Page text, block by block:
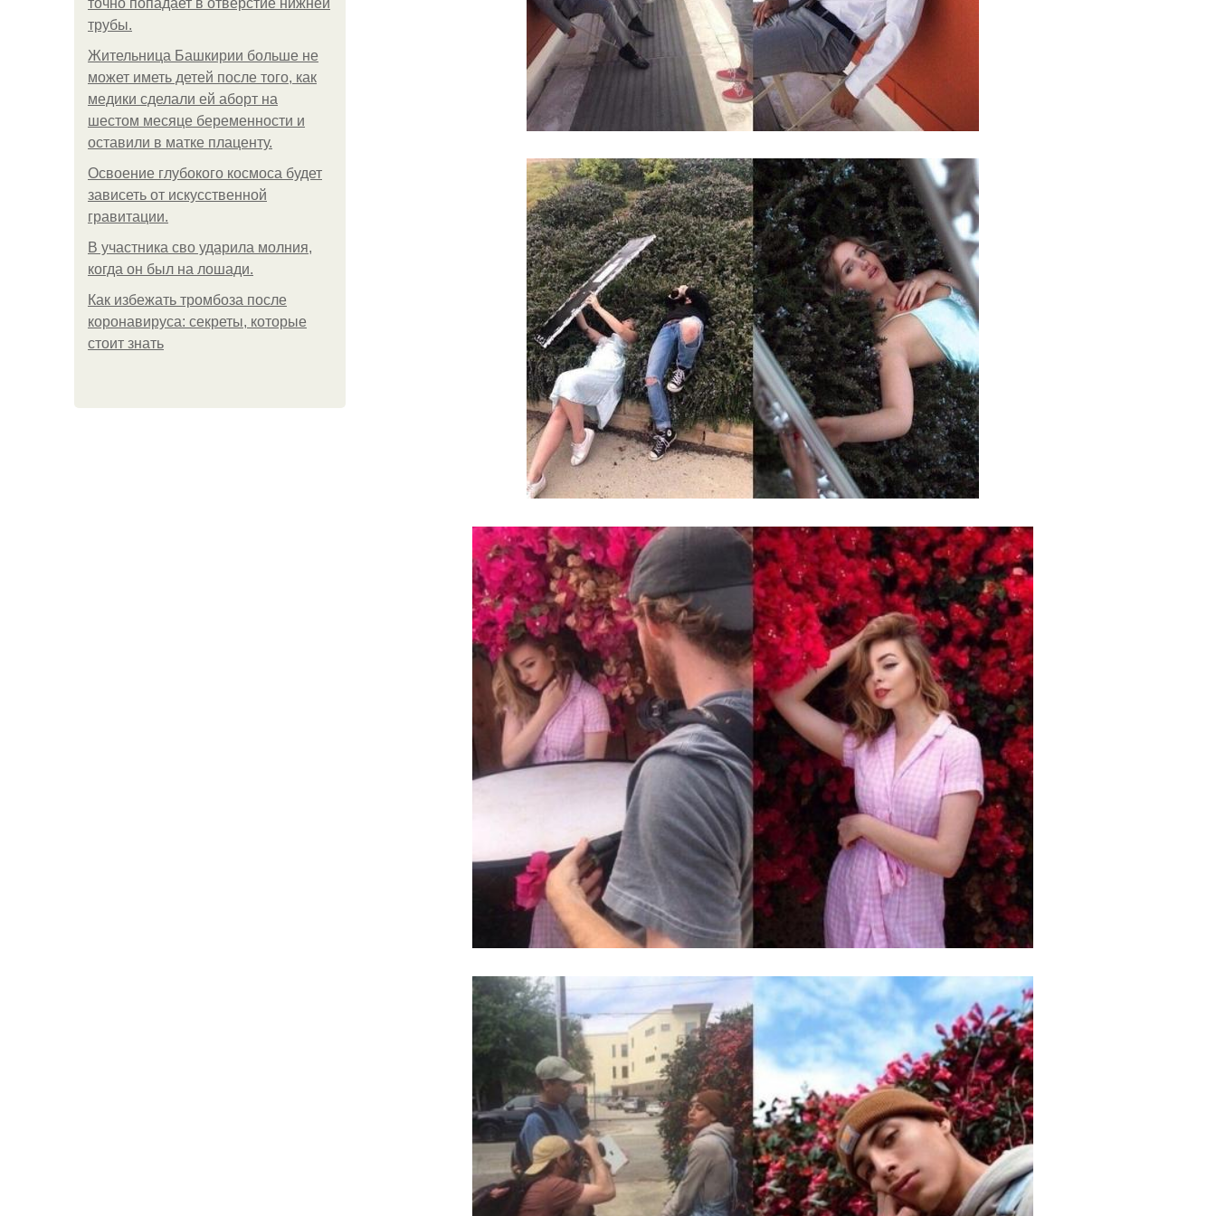
точно попадает в отверстие нижней
трубы.
Жительница Башкирии больше не
может иметь детей после того, как
медики сделали ей аборт на
шестом месяце беременности и
оставили в матке плаценту.
Освоение глубокого космоса будет
зависеть от искусственной
гравитации.
В участника сво ударила молния,
когда он был на лошади.
Как избежать тромбоза после
коронавируса: секреты, которые
стоит знать